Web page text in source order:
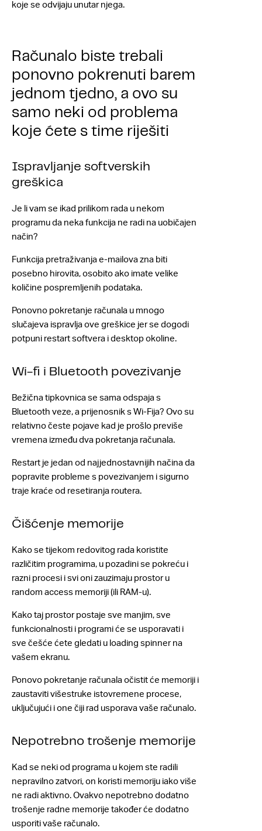
koje se odvijaju unutar njega.
Računalo biste trebali
ponovno pokrenuti barem
jednom tjedno, a ovo su
samo neki od problema
koje ćete s time riješiti
Ispravljanje softverskih
greškica
Je li vam se ikad prilikom rada u nekom
programu da neka funkcija ne radi na uobičajen
način?
Funkcija pretraživanja e-mailova zna biti
posebno hirovita, osobito ako imate velike
količine pospremljenih podataka.
Ponovno pokretanje računala u mnogo
slučajeva ispravlja ove greškice jer se dogodi
potpuni restart softvera i desktop okoline.
Wi-fi i Bluetooth povezivanje
Bežična tipkovnica se sama odspaja s
Bluetooth veze, a prijenosnik s Wi-Fija? Ovo su
relativno česte pojave kad je prošlo previše
vremena između dva pokretanja računala.
Restart je jedan od najjednostavnijih načina da
popravite probleme s povezivanjem i sigurno
traje kraće od resetiranja routera.
Čišćenje memorije
Kako se tijekom redovitog rada koristite
različitim programima, u pozadini se pokreću i
razni procesi i svi oni zauzimaju prostor u
random access memoriji (ili RAM-u).
Kako taj prostor postaje sve manjim, sve
funkcionalnosti i programi će se usporavati i
sve češće ćete gledati u loading spinner na
vašem ekranu.
Ponovo pokretanje računala očistit će memoriji i
zaustaviti višestruke istovremene procese,
uključujući i one čiji rad usporava vaše računalo.
Nepotrebno trošenje memorije
Kad se neki od programa u kojem ste radili
nepravilno zatvori, on koristi memoriju iako više
ne radi aktivno. Ovakvo nepotrebno dodatno
trošenje radne memorije također će dodatno
usporiti vaše računalo.